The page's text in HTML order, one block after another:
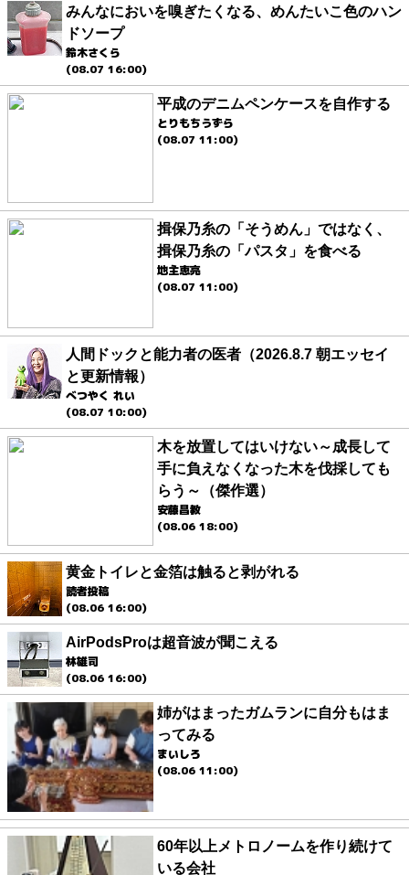
みんなにおいを嗅ぎたくなる、めんたいこ色のハン
ドソープ
鈴木さくら
(08.07 16:00)
平成のデニムペンケースを自作する
とりもちうずら
(08.07 11:00)
揖保乃糸の「そうめん」ではなく、
揖保乃糸の「パスタ」を食べる
地主恵亮
(08.07 11:00)
人間ドックと能力者の医者（2026.8.7 朝エッセイ
と更新情報）
べつやく れい
(08.07 10:00)
木を放置してはいけない～成長して
手に負えなくなった木を伐採しても
らう～（傑作選）
安藤昌教
(08.06 18:00)
黄金トイレと金箔は触ると剥がれる
読者投稿
(08.06 16:00)
AirPodsProは超音波が聞こえる
林雄司
(08.06 16:00)
姉がはまったガムランに自分もはま
ってみる
まいしろ
(08.06 11:00)
60年以上メトロノームを作り続けて
いる会社